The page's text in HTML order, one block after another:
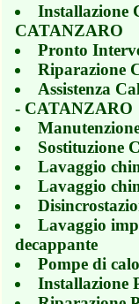
Installazione
CATANZARO
Pronto
Riparazione
Assistenza
- CATANZARO
Sostituzione
Lavaggio
Lavaggio
Lavaggio
decappante
Pompe di
Installazione